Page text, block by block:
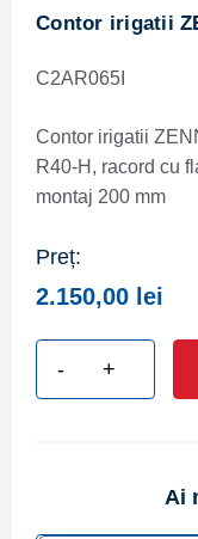
Contor irigatii
C2AR065I
Contor irigatii
R40-H, racord cu
montaj 200 mm
Preț:
2.150,00 lei
-
WI-
+
Ai